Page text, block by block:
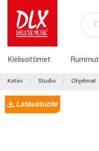
Kielisoittimet Rummut
Kotiin Studio Ohjelmat